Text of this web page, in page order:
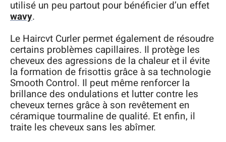
utilisé un peu partout pour bénéficier d’un effet
wavy.
Le Haircvt Curler permet également de résoudre
certains problèmes capillaires. Il protège les
cheveux des agressions de la chaleur et il évite
la formation de frisottis grâce à sa technologie
Smooth Control. Il peut même renforcer la
brillance des ondulations et lutter contre les
cheveux ternes grâce à son revêtement en
céramique tourmaline de qualité. Et enfin, il
traite les cheveux sans les abîmer.